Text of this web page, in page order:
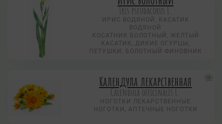
Iris pseudacorus L.
ИРИС ВОДЯНОЙ, КАСАТИК
ВОДЯНОЙ
КОСАТНИК БОЛОТНЫЙ, ЖЕЛТЫЙ
КАСАТИК, ДИКИЕ ОГУРЦЫ,
ПЕТУШКИ, БОЛОТНЫЙ ФИНОВНИК
Календула лекарственная
Calendula officinalis L.
НОГОТКИ ЛЕКАРСТВЕННЫЕ
НОГОТКИ, АПТЕЧНЫЕ НОГОТКИ